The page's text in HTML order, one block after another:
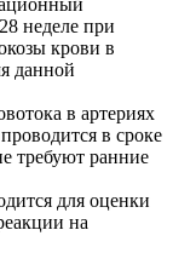
неделе при
крови в
данной
в артериях
в сроке
требуют ранние
для оценки
на